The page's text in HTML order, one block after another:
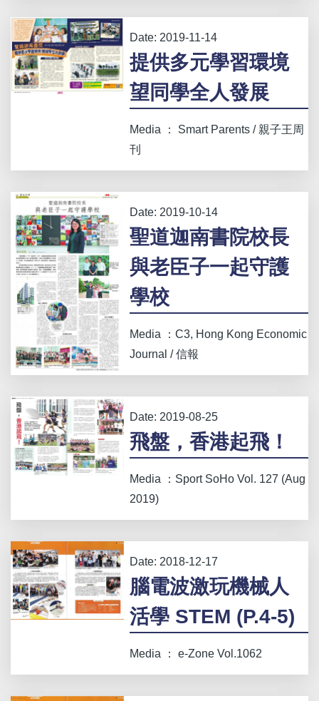
Date:2019-11-14
提供多元學習環境
望同學全人發展
Media ： Smart Parents / 親子王周
刊
Date:2019-10-14
聖道迦南書院校長
與老臣子一起守護
學校
Media ：C3, Hong Kong Economic
Journal / 信報
Date:2019-08-25
飛盤，香港起飛！
Media ：Sport SoHo Vol. 127 (Aug
2019)
Date:2018-12-17
腦電波激玩機械人
活學 STEM (P.4-5)
Media ： e-Zone Vol.1062